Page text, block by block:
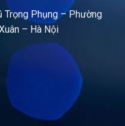
Phụng – Phường
– Hà Nội